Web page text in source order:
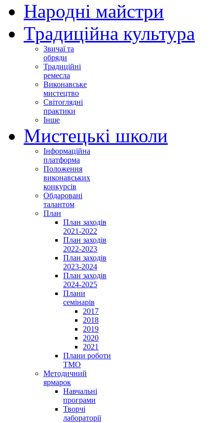
Народні майстри
Традиційна культура
Звичаї та
обряди
Традиційні
ремесла
Виконавське
мистецтво
Світоглядні
практики
Інше
Мистецькі школи
Інформаційна
платформа
Положення
виконавських
конкурсів
Обдаровані
талантом
План
План заходів
2021-2022
План заходів
2022-2023
План заходів
2023-2024
План заходів
2024-2025
Плани
семінарів
2017
2018
2019
2020
2021
Плани роботи
ТМО
Методичний
ярмарок
Навчальні
програми
Творчі
лабораторії